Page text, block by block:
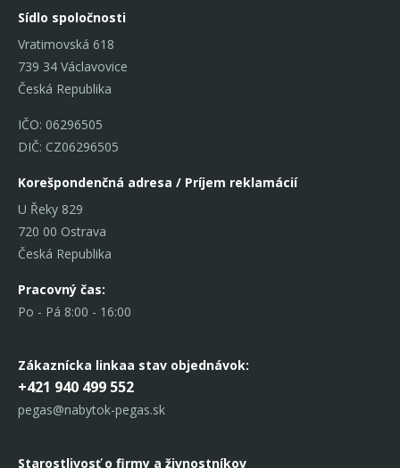
Sídlo spoločnosti
Vratimovská 618
739 34 Václavovice
Česká Republika
IČO: 06296505
DIČ: CZ06296505
Korešpondenčná adresa / Príjem reklamácií
U Řeky 829
720 00 Ostrava
Česká Republika
Pracovný čas:
Po - Pá 8:00 - 16:00
Zákaznícka linkaa stav objednávok:
+421 940 499 552
pegas@nabytok-pegas.sk
Starostlivosť o firmy a živnostníkov